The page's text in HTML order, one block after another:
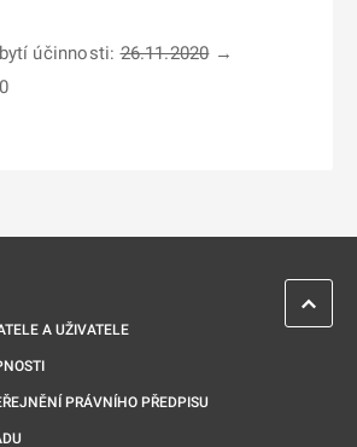
účinnosti:26.11.2020→
A UŽIVATELE
PRÁVNÍHO PŘEDPISU